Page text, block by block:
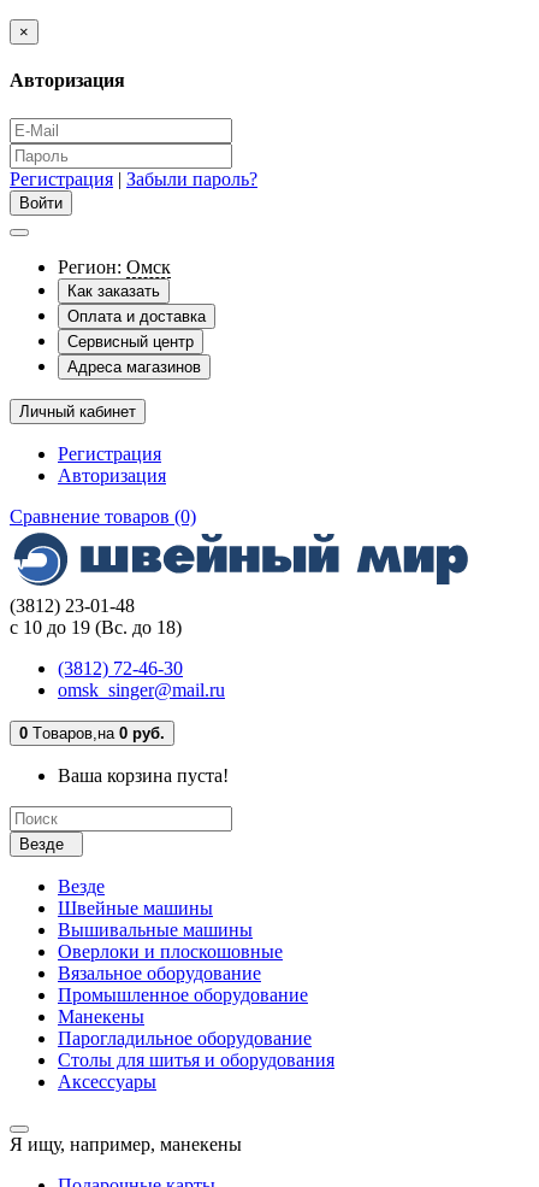
×
Авторизация
Регистрация | Забыли пароль?
Регион: Омск
Как заказать
Оплата и доставка
Сервисный центр
Адреса магазинов
Личный кабинет
Регистрация
Авторизация
Сравнение товаров (0)
(3812) 23-01-48
с 10 до 19 (Вс. до 18)
(3812) 72-46-30
omsk_singer@mail.ru
0 Tоваров,на 0 руб.
Ваша корзина пуста!
Везде
Везде
Швейные машины
Вышивальные машины
Оверлоки и плоскошовные
Вязальное оборудование
Промышленное оборудование
Манекены
Парогладильное оборудование
Столы для шитья и оборудования
Аксессуары
Я ищу, например, манекены